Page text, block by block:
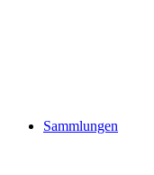
Sammlungen